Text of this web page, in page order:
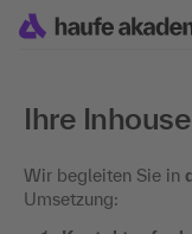
Ihre
Wir begleiten Sie in
Umsetzung: